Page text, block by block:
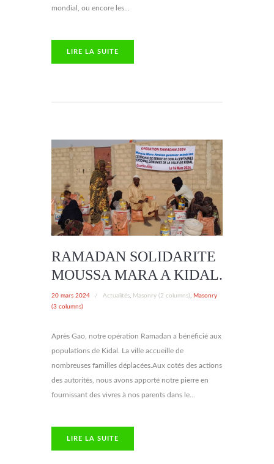
mondial, ou encore les...
LIRE LA SUITE
RAMADAN SOLIDARITE
MOUSSA MARA A KIDAL.
20 mars 2024 / Actualités, Masonry (2 columns) , Masonry
(3 columns)
Après Gao, notre opération Ramadan a bénéficié aux
populations de Kidal. La ville accueille de
nombreuses familles déplacées.Aux cotés des actions
des autorités, nous avons apporté notre pierre en
fournissant des vivres à nos parents dans le...
LIRE LA SUITE